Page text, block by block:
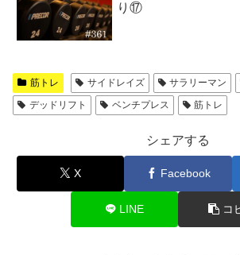
り⑰
筋トレ サイドレイズ サラリーマン
デッドリフト
ベンチプレス 筋トレ
シェアする
X Facebook
LINE コ